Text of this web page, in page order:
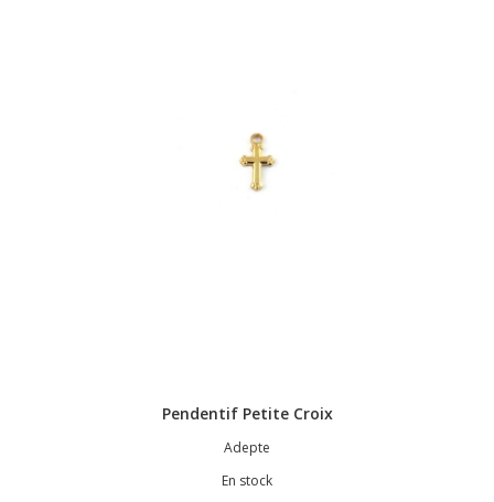
Pendentif Petite Croix
Adepte
En stock